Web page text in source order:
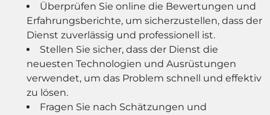
Überprüfen Sie online die Bewertungen und
Erfahrungsberichte, um sicherzustellen, dass der
Dienst zuverlässig und professionell ist.
Stellen Sie sicher, dass der Dienst die
neuesten Technologien und Ausrüstungen
verwendet, um das Problem schnell und effektiv
zu lösen.
Fragen Sie nach Schätzungen und